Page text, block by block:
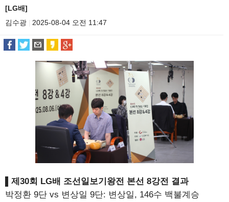
[LG배]
김수광
2025-08-04 오전 11:47
▌제30회 LG배 조선일보기왕전 본선 8강전 결과
박정환 9단 vs 변상일 9단: 변상일, 146수 백불계승